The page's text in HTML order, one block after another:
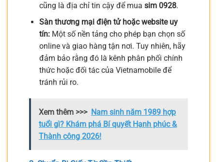
cũng là địa chỉ tin cậy để mua sim 0928.
Sàn thương mại điện tử hoặc website uy
tín:Một số nền tảng cho phép bạn chọn số
online và giao hàng tận nơi. Tuy nhiên, hãy
đảm bảo rằng đó là kênh phân phối chính
thức hoặc đối tác của Vietnamobile để
tránh rủi ro.
Xem thêm >>> Nam sinh năm 1989 hợp
tuổi gì? Khám phá Bí quyết Hạnh phúc &
Thành công 2026!